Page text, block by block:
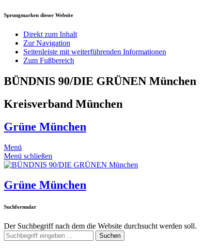
Sprungmarken dieser Website
Direkt zum Inhalt
Zur Navigation
Seitenleiste mit weiterführenden Informationen
Zum Fußbereich
BÜNDNIS 90/DIE GRÜNEN München
Kreisverband München
Grüne München
Menü
Menü schließen
Grüne München
Suchformular
Der Suchbegriff nach dem die Website durchsucht werden soll.
Suchen